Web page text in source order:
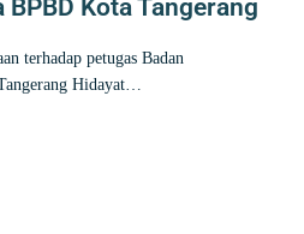
Kota Tangerang
terhadap petugas Badan
Hidayat…